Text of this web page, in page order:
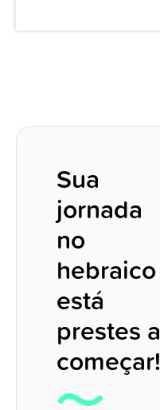
Sua
jornada
no
hebraico
está
prestes a
começar!